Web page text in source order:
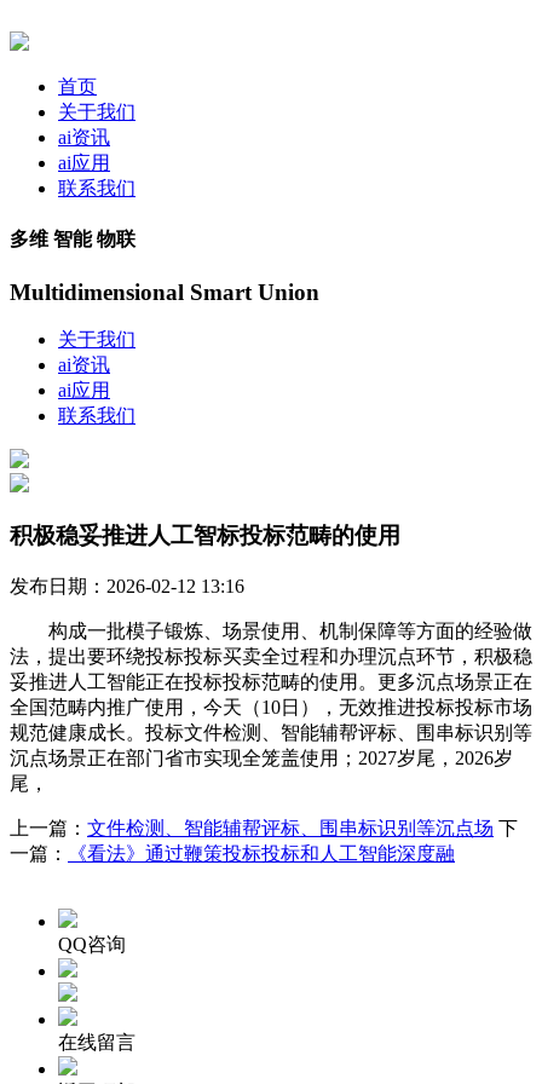
首页
关于我们
ai资讯
ai应用
联系我们
多维 智能 物联
Multidimensional Smart Union
关于我们
ai资讯
ai应用
联系我们
积极稳妥推进人工智标投标范畴的使用
发布日期：2026-02-12 13:16
构成一批模子锻炼、场景使用、机制保障等方面的经验做
法，提出要环绕投标投标买卖全过程和办理沉点环节，积极稳
妥推进人工智能正在投标投标范畴的使用。更多沉点场景正在
全国范畴内推广使用，今天（10日），无效推进投标投标市场
规范健康成长。投标文件检测、智能辅帮评标、围串标识别等
沉点场景正在部门省市实现全笼盖使用；2027岁尾，2026岁
尾，
上一篇： 文件检测、智能辅帮评标、围串标识别等沉点场 下
一篇：
《看法》通过鞭策投标投标和人工智能深度融
QQ咨询
在线留言